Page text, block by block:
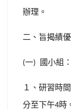
辦理。
二、旨揭績
(一) 國小組：
１、研習時間
分至下午4時